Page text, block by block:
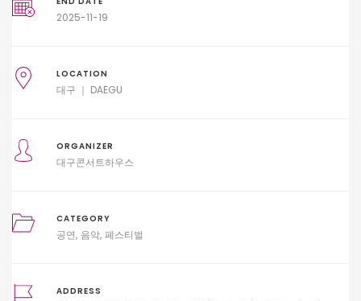
2025-11-19
LOCATION
대구 ｜ DAEGU
ORGANIZER
대구콘서트하우스
CATEGORY
공연 음악 페스티벌
ADDRESS